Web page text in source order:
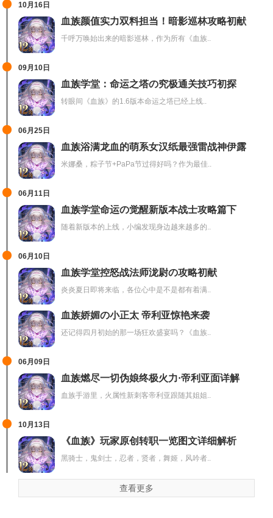
10月16日
血族颜值实力双料担当！暗影巡林攻略初献
千呼万唤始出来的暗影巡林，作为所有《血族..
09月10日
血族学堂：命运之塔の究极通关技巧初探
转眼间《血族》的1.6版本命运之塔已经上线..
06月25日
血族浴满龙血的萌系女汉纸最强雷战神伊露
米娜桑，粽子节+PaPa节过得好吗？作为最佳..
06月11日
血族学堂命运の觉醒新版本战士攻略篇下
随着新版本的上线，小编发现身边越来越多的..
06月10日
血族学堂控怒战法师泷尉の攻略初献
炎炎夏日即将来临，各位心中是不是都有着满..
血族娇媚の小正太 帝利亚惊艳来袭
还记得四月初始的那一场狂欢盛宴吗？《血族..
06月09日
血族燃尽一切伪娘终极火力·帝利亚面详解
血族手游里，火属性新刺客帝利亚跟随其姐姐..
10月13日
《血族》玩家原创转职一览图文详细解析
黑骑士，鬼剑士，忍者，贤者，舞姬，风吟者..
查看更多